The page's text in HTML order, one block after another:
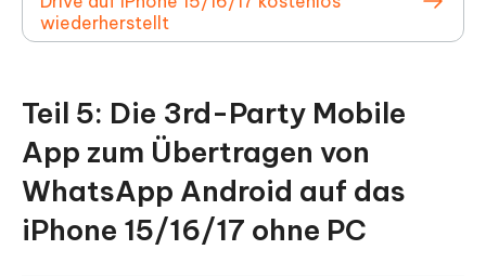
wiederherstellt
Teil 5: Die 3rd-Party Mobile
App zum Übertragen von
WhatsApp Android auf das
iPhone 15/16/17 ohne PC